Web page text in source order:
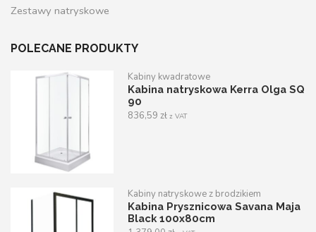
Zestawy natryskowe
POLECANE PRODUKTY
Kabiny kwadratowe
Kabina natryskowa Kerra Olga SQ
90
836,59zł z VAT
Kabiny natryskowe z brodzikiem
Kabina Prysznicowa Savana Maja
Black 100x80cm